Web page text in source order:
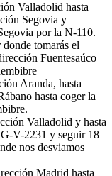
Valladolid hasta
Segovia y
por la N-110.
tomarás el
Fuentesaúco
Aranda, hasta
hasta coger la
Valladolid y hasta
V-2231 y seguir 18
nos desviamos
Madrid hasta